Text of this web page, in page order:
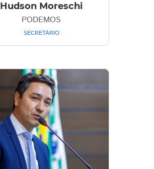
Hudson Moreschi
PODEMOS
SECRETÁRIO